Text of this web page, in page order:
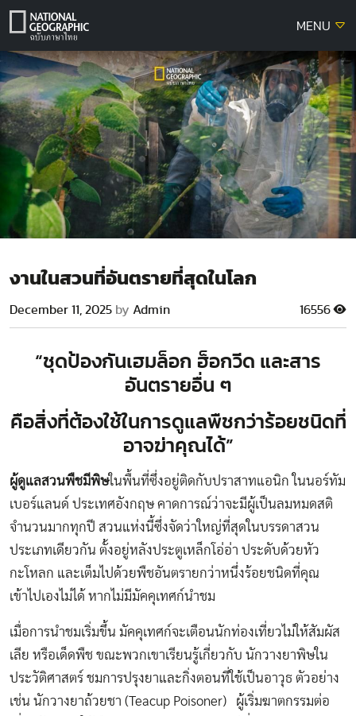
Skip
MENU
งานในสวนที่อันตรายที่สุดในโลก
December 11, 2025 by Admin 16556
“ชุดป้องกันเฮมล็อก ฮ็อกวีด และสาร
อันตรายอื่น ๆ
คือสิ่งที่ต้องใช้ในการดูแลพืชกว่าร้อยชนิดที่
อาจฆ่าคุณได้”
ผู้ดูแลสวนพืชมีพิษในพื้นที่ซึ่งอยู่ติดกับปราสาทแอนิก ในนอร์ทัม
เบอร์แลนด์ ประเทศอังกฤษ คาดการณ์ว่าจะมีผู้เป็นลมหมดสติ
จำนวนมากทุกปี สวนแห่งนี้ซึ่งจัดว่าใหญ่ที่สุดในบรรดาสวน
ประเภทเดียวกัน ตั้งอยู่หลังประตูเหล็กโอ่อ่า ประดับด้วยหัว
กะโหลก และเต็มไปด้วยพืชอันตรายกว่าหนึ่งร้อยชนิดที่คุณ
เข้าไปเองไม่ได้ หากไม่มีมัคคุเทศก์นำชม
เมื่อการนำชมเริ่มขึ้น มัคคุเทศก์จะเตือนนักท่องเที่ยวไม่ให้สัมผัส
เลีย หรือเด็ดพืช ขณะพวกเขาเรียนรู้เกี่ยวกับ นักวางยาพิษใน
ประวัติศาสตร์ ชมการปรุงยาและกิ่งตอนที่ใช้เป็นอาวุธ ตัวอย่าง
เช่น นักวางยาถ้วยชา (Teacup Poisoner) ผู้เริ่มฆาตกรรมต่อ